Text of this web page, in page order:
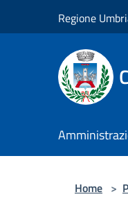
Regione
Home >